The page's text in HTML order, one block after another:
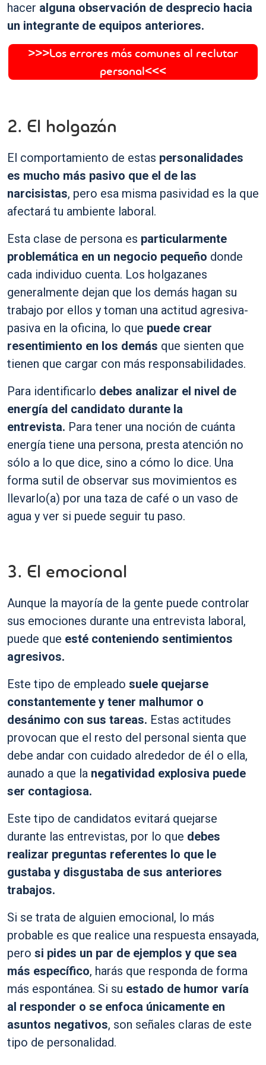
hacer alguna observación de desprecio hacia
un integrante de equipos anteriores.
>>>Los errores más comunes al reclutar
personal<<<
2. El holgazán
El comportamiento de estas personalidades
es mucho más pasivo que el de las
narcisistas, pero esa misma pasividad es la que
afectará tu ambiente laboral.
Esta clase de persona es particularmente
problemática en un negocio pequeño donde
cada individuo cuenta. Los holgazanes
generalmente dejan que los demás hagan su
trabajo por ellos y toman una actitud agresiva-
pasiva en la oficina, lo que puede crear
resentimiento en los demás que sienten que
tienen que cargar con más responsabilidades.
Para identificarlo debes analizar el nivel de
energía del candidato durante la
entrevista. Para tener una noción de cuánta
energía tiene una persona, presta atención no
sólo a lo que dice, sino a cómo lo dice. Una
forma sutil de observar sus movimientos es
llevarlo(a) por una taza de café o un vaso de
agua y ver si puede seguir tu paso.
3. El emocional
Aunque la mayoría de la gente puede controlar
sus emociones durante una entrevista laboral,
puede que esté conteniendo sentimientos
agresivos.
Este tipo de empleado suele quejarse
constantemente y tener malhumor o
desánimo con sus tareas. Estas actitudes
provocan que el resto del personal sienta que
debe andar con cuidado alrededor de él o ella,
aunado a que la negatividad explosiva puede
ser contagiosa.
Este tipo de candidatos evitará quejarse
durante las entrevistas, por lo que debes
realizar preguntas referentes lo que le
gustaba y disgustaba de sus anteriores
trabajos.
Si se trata de alguien emocional, lo más
probable es que realice una respuesta ensayada,
pero si pides un par de ejemplos y que sea
más específico, harás que responda de forma
más espontánea. Si su estado de humor varía
al responder o se enfoca únicamente en
asuntos negativos, son señales claras de este
tipo de personalidad.